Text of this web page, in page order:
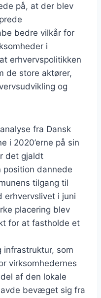
på, at der blev
bedre vilkår for
i
erhvervspolitikken
de store aktører,
og
fra Dansk
i 2020’erne på sin
det gjaldt
position dannede
tilgang til
erhvervslivet i juni
placering blev
for at fastholde et
infrastruktur, som
virksomhedernes
af den lokale
bevæget sig fra